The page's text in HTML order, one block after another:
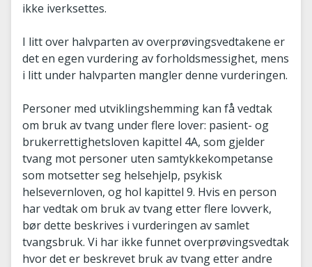
ikke iverksettes.
I litt over halvparten av overprøvingsvedtakene er
det en egen vurdering av forholdsmessighet, mens
i litt under halvparten mangler denne vurderingen.
Personer med utviklingshemming kan få vedtak
om bruk av tvang under flere lover: pasient- og
brukerrettighetsloven kapittel 4A, som gjelder
tvang mot personer uten samtykkekompetanse
som motsetter seg helsehjelp, psykisk
helsevernloven, og hol kapittel 9. Hvis en person
har vedtak om bruk av tvang etter flere lovverk,
bør dette beskrives i vurderingen av samlet
tvangsbruk. Vi har ikke funnet overprøvingsvedtak
hvor det er beskrevet bruk av tvang etter andre